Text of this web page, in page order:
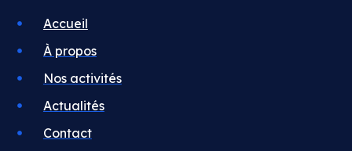
Accueil
À propos
Nos activités
Actualités
Contact